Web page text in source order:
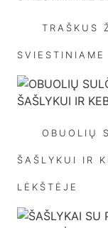
TRAŠKUS
SVIESTINIAME
OBUOLIŲ
ŠAŠLYKUI IR
LĖKŠTĖJE